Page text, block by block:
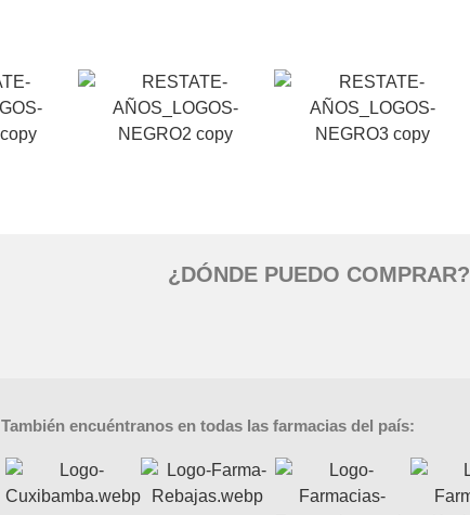
¿DÓNDE PUEDO COMPRAR?
También encuéntranos en todas las farmacias del país: